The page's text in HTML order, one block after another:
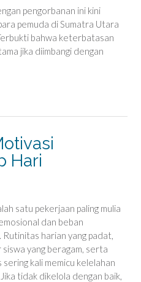
pengorbanan ini kini
pemuda di Sumatra Utara
bahwa keterbatasan
jika diimbangi dengan
Hari
satu pekerjaan paling mulia
dan beban
harian yang padat,
yang beragam, serta
kali memicu kelelahan
tidak dikelola dengan baik,